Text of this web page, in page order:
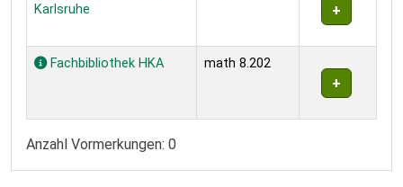
Karlsruhe
Fachbibliothek HKA math 8.202
Anzahl Vormerkungen: 0